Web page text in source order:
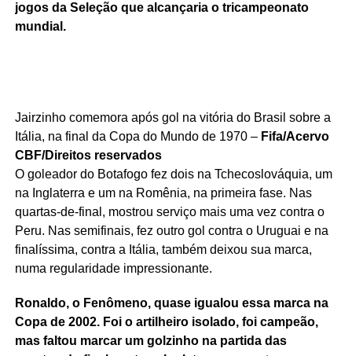
jogos da Seleção que alcançaria o tricampeonato
mundial.
Jairzinho comemora após gol na vitória do Brasil sobre a
Itália, na final da Copa do Mundo de 1970 – Fifa/Acervo
CBF/Direitos reservados
O goleador do Botafogo fez dois na Tchecoslováquia, um
na Inglaterra e um na Romênia, na primeira fase. Nas
quartas-de-final, mostrou serviço mais uma vez contra o
Peru. Nas semifinais, fez outro gol contra o Uruguai e na
finalíssima, contra a Itália, também deixou sua marca,
numa regularidade impressionante.
Ronaldo, o Fenômeno, quase igualou essa marca na
Copa de 2002. Foi o artilheiro isolado, foi campeão,
mas faltou marcar um golzinho na partida das